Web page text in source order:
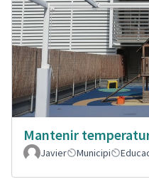
Mantenir
Javier
Municipi